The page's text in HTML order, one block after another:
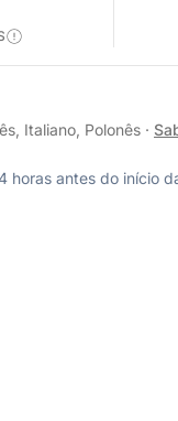
Italiano, Polonês ·
horas antes do início